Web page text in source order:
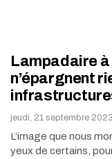
Lampadaire
n’épargnent
jeudi, 21 septembre
L’image que nous
yeux de certains,